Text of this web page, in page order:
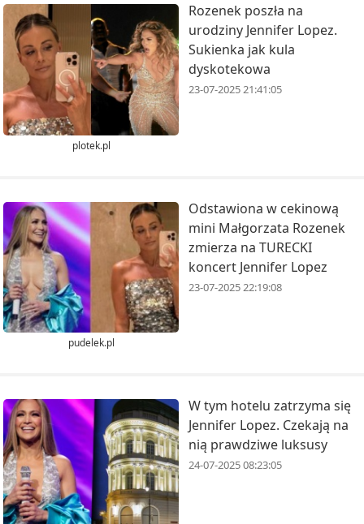
plotek.pl
Rozenek poszła na
urodziny Jennifer Lopez.
Sukienka jak kula
dyskotekowa
23-07-2025 21:41:05
pudelek.pl
Odstawiona w cekinową
mini Małgorzata Rozenek
zmierza na TURECKI
koncert Jennifer Lopez
23-07-2025 22:19:08
W tym hotelu zatrzyma się
Jennifer Lopez. Czekają na
nią prawdziwe luksusy
24-07-2025 08:23:05